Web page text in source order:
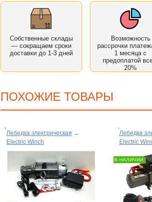
Собственные склады
— сокращаем сроки
доставки до 1-3 дней
Возможность
рассрочки
1 месяца с
предоплатой
20%
ПОХОЖИЕ ТОВАРЫ
Лебедка электрическая →
Electric Winch
Лебедка
Electric
В НАЛИЧИИ